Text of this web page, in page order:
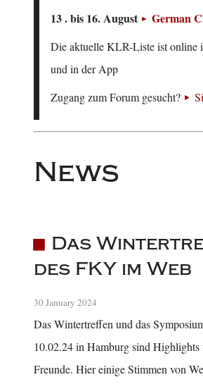
13 . bis 16. August German
Die aktuelle KLR-Liste ist online
und in der App
Zugang zum Forum gesucht?
News
Das
des FKY im Web
30 January 2024
Das Wintertreffen und das
10.02.24 in Hamburg sind
Freunde. Hier einige Stimmen von